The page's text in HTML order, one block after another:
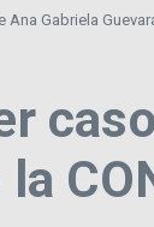
Gabriela